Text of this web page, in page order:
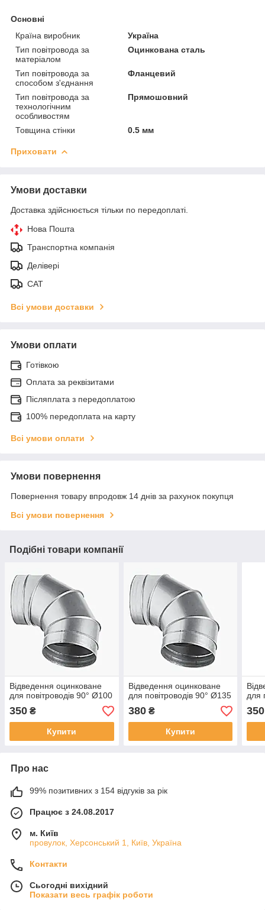
Основні
Країна виробник
Україна
Тип повітровода за
матеріалом
Оцинкована сталь
Тип повітровода за
способом з'єднання
Фланцевий
Тип повітровода за
технологічним
особливостям
Прямошовний
Товщина стінки 0.5 мм
Приховати
Умови доставки
Доставка здійснюється тільки по передоплаті.
Нова Пошта
Транспортна компанія
Делівері
САТ
Всі умови доставки
Умови оплати
Готівкою
Оплата за реквізитами
Післяплата з передоплатою
100% передоплата на карту
Всі умови оплати
Умови повернення
Повернення товару впродовж 14 днів за рахунок покупця
Всі умови повернення
Подібні товари компанії
Відведення оцинковане
для повітроводів 90° Ø100
350 ₴
Купити
Відведення оцинковане
для повітроводів 90° Ø135
380₴
Купити
для
350
Про нас
99% позитивних з 154 відгуків за рік
Працює з 24.08.2017
м. Київ
провулок, Херсонський 1, Київ, Україна
Контакти
Сьогодні вихідний
Показати весь графік роботи